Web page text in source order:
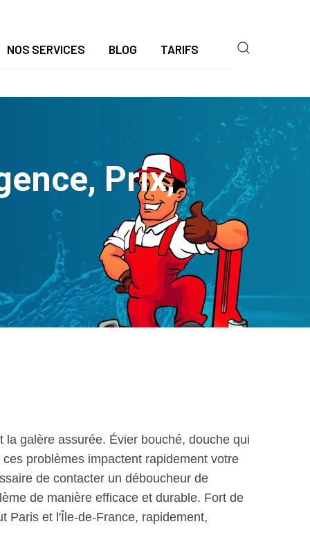
NOS SERVICES BLOG TARIFS
Prix,
galère assurée. Évier bouché, douche qui
problèmes impactent rapidement votre
de contacter un déboucheur de
de manière efficace et durable. Fort de
Paris et l'Île-de-France, rapidement,